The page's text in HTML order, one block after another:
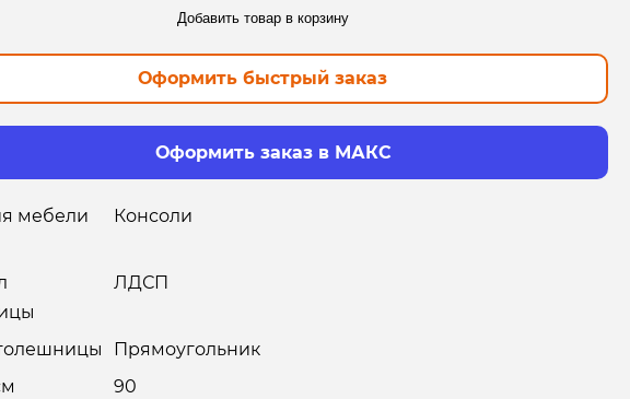
Добавить товар в корзину
Оформить быстрый заказ
Оформить заказ в МАКС
мебели
Консоли
ЛДСП
Прямоугольник
90